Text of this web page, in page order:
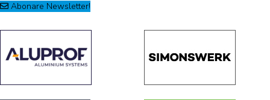
Abonare Newsletter!